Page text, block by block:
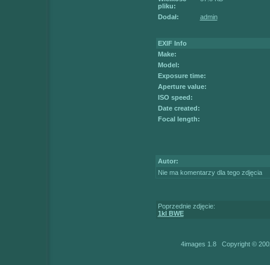
pliku:
Dodał: admin
EXIF Info
Make:
Model:
Exposure time:
Aperture value:
ISO speed:
Date created:
Focal length:
Autor:
Nie ma komentarzy dla tego zdjęcia
Poprzednie zdjęcie:
1kl BWE
4images 1.8 Copyright ©